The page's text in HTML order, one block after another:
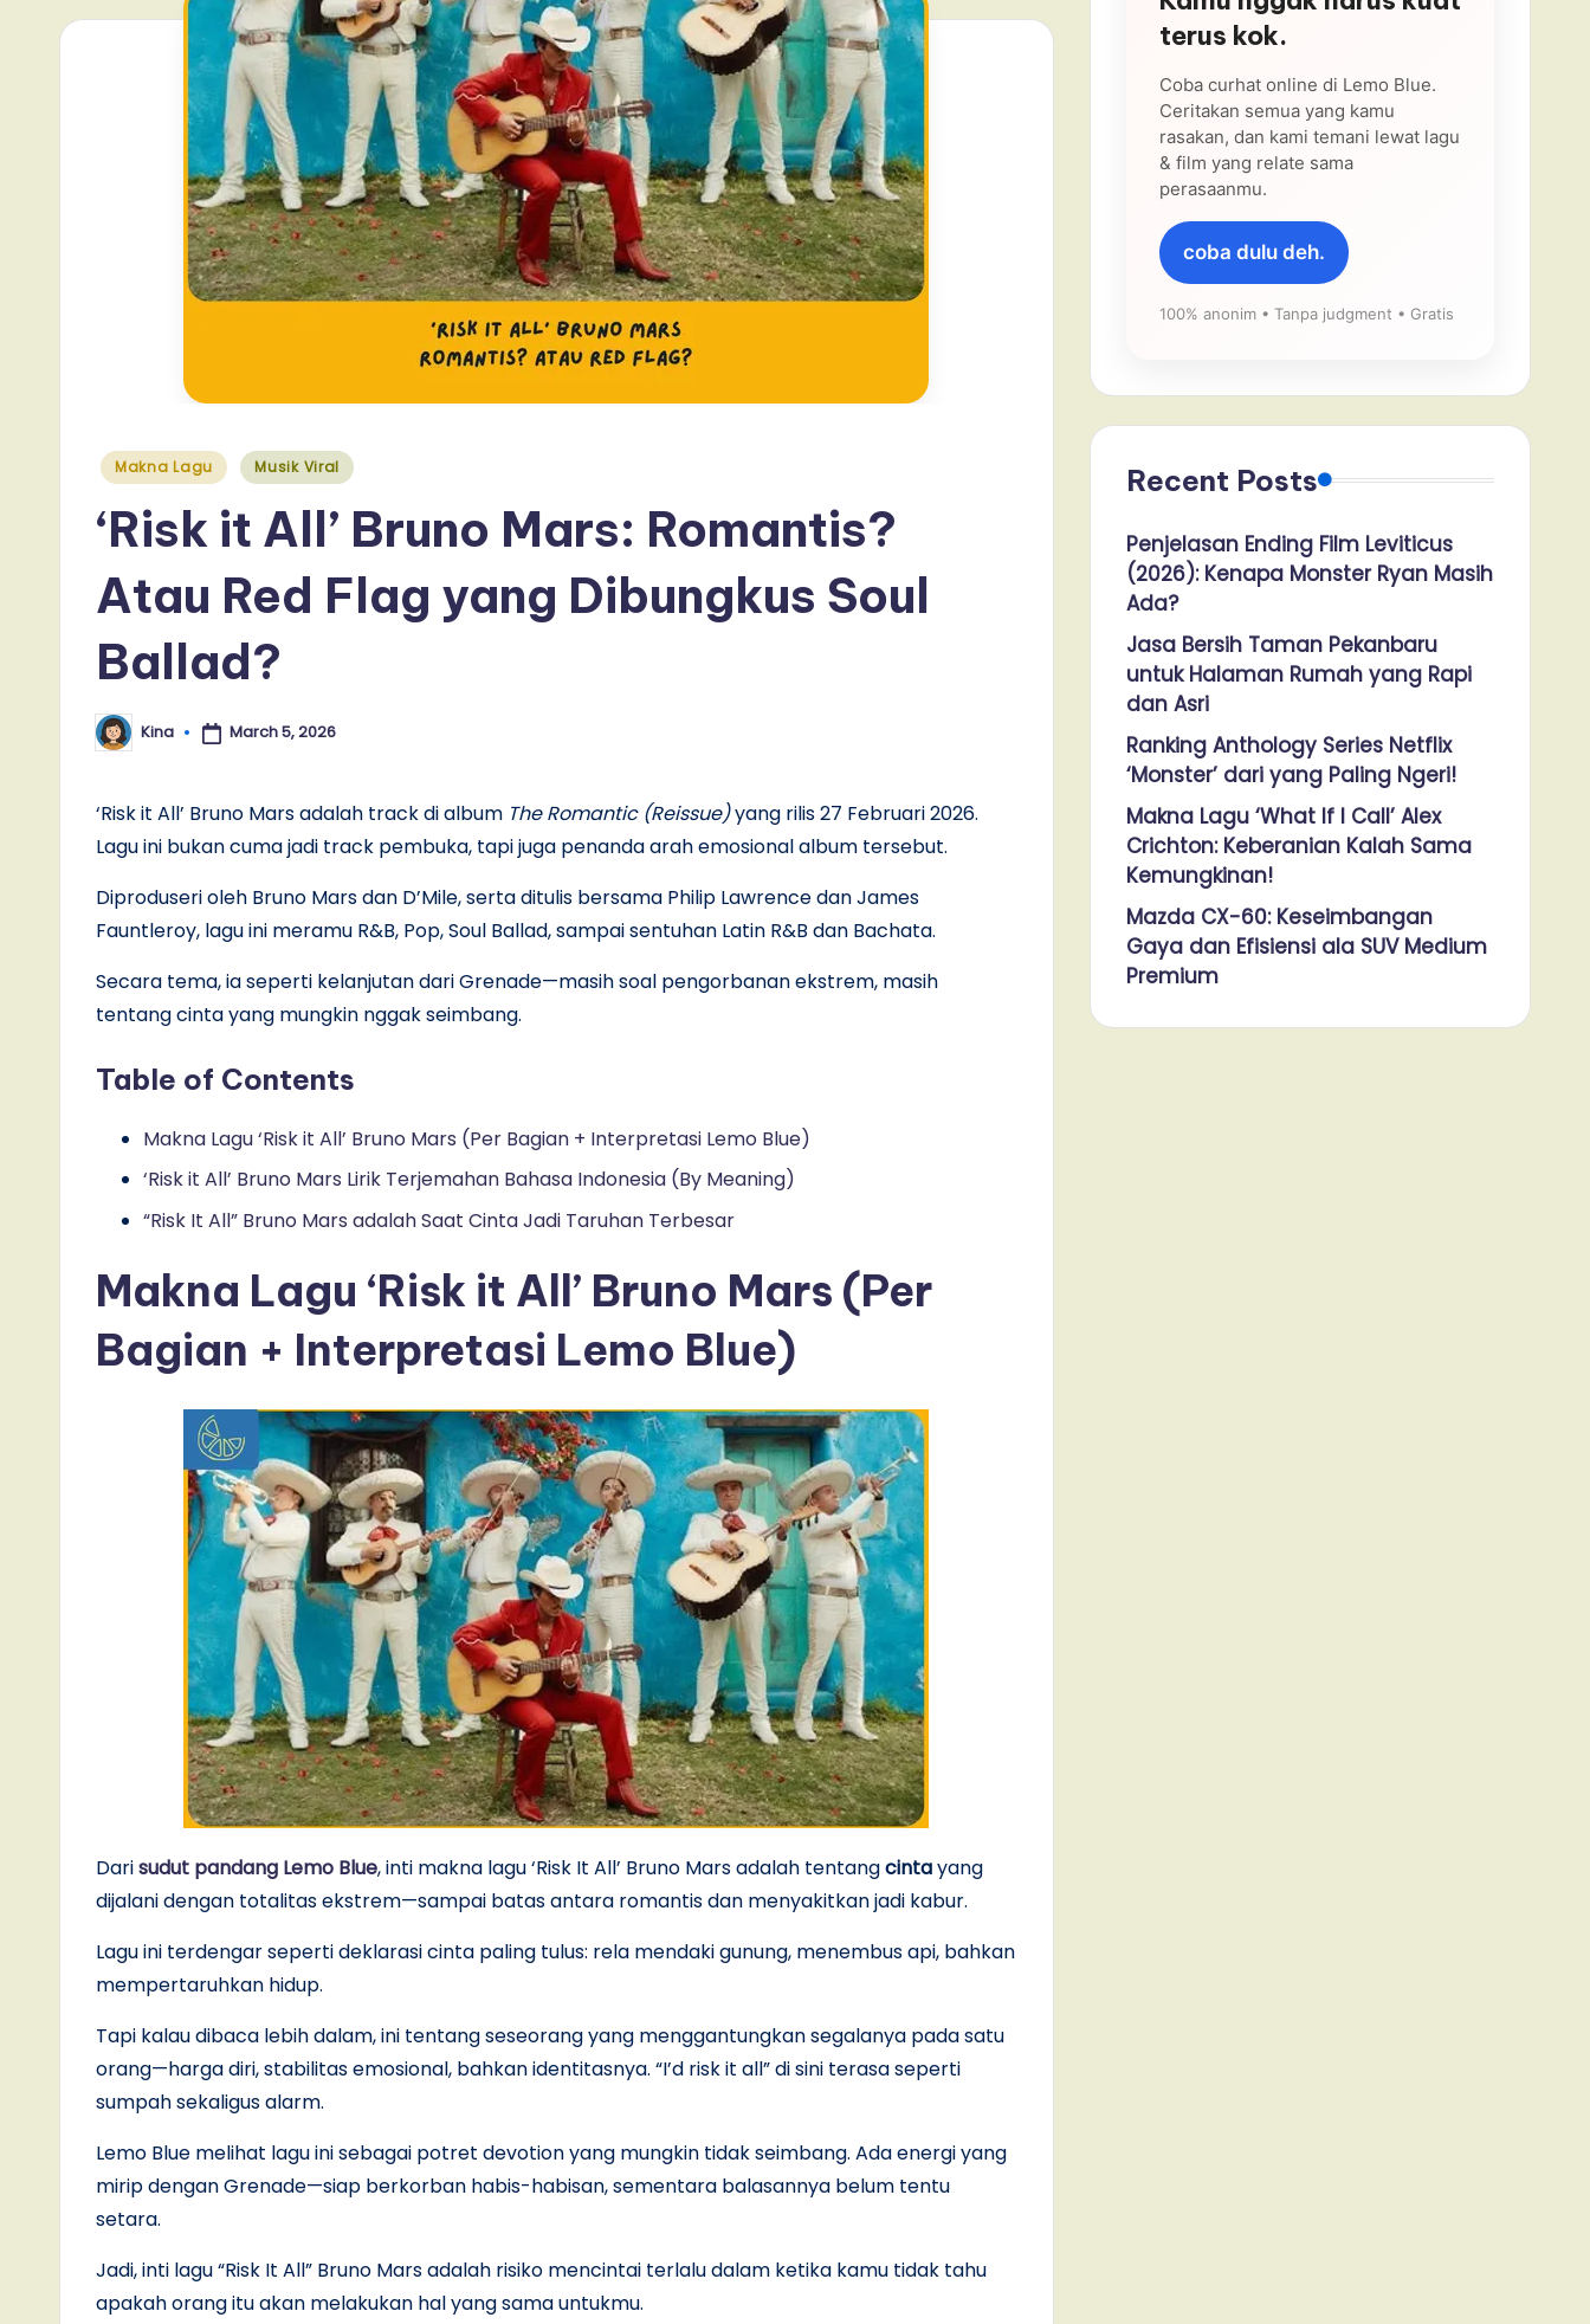
Posted
Makna Lagu Musik Viral
‘Risk it All’ Bruno Mars: Romantis?
Atau Red Flag yang Dibungkus Soul
Ballad?
Posted
by
Kina March 5, 2026
‘Risk it All’ Bruno Mars adalah track di album The Romantic (Reissue)yang rilis 27 Februari 2026.
Lagu ini bukan cuma jadi track pembuka, tapi juga penanda arah emosional album tersebut.
Diproduseri oleh Bruno Mars dan D’Mile, serta ditulis bersama Philip Lawrence dan James
Fauntleroy, lagu ini meramu R&B, Pop, Soul Ballad, sampai sentuhan Latin R&B dan Bachata.
Secara tema, ia seperti kelanjutan dari Grenade—masih soal pengorbanan ekstrem, masih
tentang cinta yang mungkin nggak seimbang.
Table of Contents
Makna Lagu ‘Risk it All’ Bruno Mars (Per Bagian + Interpretasi Lemo Blue)
‘Risk it All’ Bruno Mars Lirik Terjemahan Bahasa Indonesia (By Meaning)
“Risk It All” Bruno Mars adalah Saat Cinta Jadi Taruhan Terbesar
Makna Lagu ‘Risk it All’ Bruno Mars (Per
Bagian + Interpretasi Lemo Blue)
Darisudut pandang Lemo Blue, inti makna lagu ‘Risk It All’ Bruno Mars adalah tentangcintayang
dijalani dengan totalitas ekstrem—sampai batas antara romantis dan menyakitkan jadi kabur.
Lagu ini terdengar seperti deklarasi cinta paling tulus: rela mendaki gunung, menembus api, bahkan
mempertaruhkan hidup.
Tapi kalau dibaca lebih dalam, ini tentang seseorang yang menggantungkan segalanya pada satu
orang—harga diri, stabilitas emosional, bahkan identitasnya. “I’d risk it all” di sini terasa seperti
sumpah sekaligus alarm.
Lemo Blue melihat lagu ini sebagai potret devotion yang mungkin tidak seimbang. Ada energi yang
mirip dengan Grenade—siap berkorban habis-habisan, sementara balasannya belum tentu
setara.
Jadi, inti lagu “Risk It All” Bruno Mars adalah risiko mencintai terlalu dalam ketika kamu tidak tahu
apakah orang itu akan melakukan hal yang sama untukmu.
terus kok.
Coba curhat online di Lemo Blue.
Ceritakan semua yang kamu
rasakan, dan kami temani lewat lagu
& film yang relate sama
perasaanmu.
coba dulu deh.
100% anonim • Tanpa judgment • Gratis
Recent Posts
Penjelasan Ending Film Leviticus
(2026): Kenapa Monster Ryan Masih
Ada?
Jasa Bersih Taman Pekanbaru
untuk Halaman Rumah yang Rapi
dan Asri
Ranking Anthology Series Netflix
‘Monster’ dari yang Paling Ngeri!
Makna Lagu ‘What If I Call’ Alex
Crichton: Keberanian Kalah Sama
Kemungkinan!
Mazda CX-60: Keseimbangan
Gaya dan Efisiensi ala SUV Medium
Premium